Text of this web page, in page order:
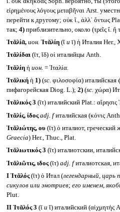
εἰρημένους λόγους μεταβῆναι Arst.
перейти к другому; οὐκ ἴ., ἀλλ᾽ ὄντως
так; 4)приблизительно, около (τρεῖς ἴ. ἢ
Ἰτᾰλίᾱ, ион. Ἰτᾰλίη (ῐ и ῑ) ἡ Италия Her.,
Ἰτᾰλίδαι (ῑτ, ῐδ) οἱ италийцы Anth.
Ἰτᾰλίη ἡ ион. = Ἰταλία.
Ἰτᾰλική ἡ 1)(sc. φιλοσοφία) италийская
пифагорейская Diog. L.); 2)(sc. χώρα)
Ἰτᾰλικός 3 (ῑτ) италийский Plat.: αἵρησις
Ἰτᾰλίς, ίδοςadj. fиталийская (κόνις
Ἰτᾰλιώτης, ου(ῑτ) ὁ италиот, греческий
Graecia) Her., Thuc., Plat.
Ἰτᾰλιωτικός 3 (ῑτ) италиотскии,
Ἰτᾰλιῶτις, ιδος(ῑτ) adj. fиталиотская,
I Ἰτᾰλός(ῑτ) ὁ Итал (легендарный, царь
сикулов или энотриев; его именем,
Plut.
II Ἰτᾰλός 3 (ῑ и ῐ) италийский (αἰχμητής